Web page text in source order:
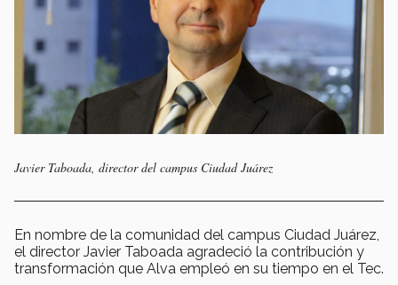
Javier Taboada, director del campus Ciudad Juárez
En nombre de la comunidad del campus Ciudad Juárez,
el director Javier Taboada agradeció la contribución y
transformación que Alva empleó en su tiempo en el Tec.